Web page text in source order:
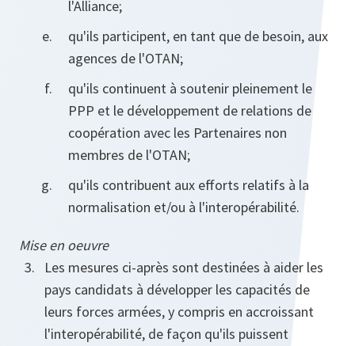
l'Alliance;
qu'ils participent, en tant que de besoin, aux
agences de l'OTAN;
qu'ils continuent à soutenir pleinement le
PPP et le développement de relations de
coopération avec les Partenaires non
membres de l'OTAN;
qu'ils contribuent aux efforts relatifs à la
normalisation et/ou à l'interopérabilité.
Mise en oeuvre
Les mesures ci-après sont destinées à aider les
pays candidats à développer les capacités de
leurs forces armées, y compris en accroissant
l'interopérabilité, de façon qu'ils puissent